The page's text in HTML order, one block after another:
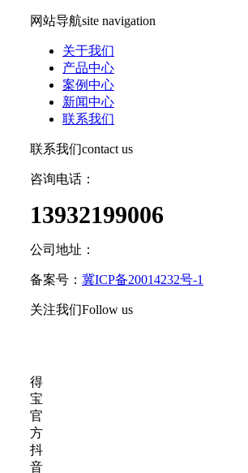
网站导航site navigation
关于我们
产品中心
案例中心
新闻中心
联系我们
联系我们contact us
咨询电话：
13932199006
公司地址：
备案号： 冀ICP备20014232号-1
关注我们Follow us
得
宝
官
方
抖
音